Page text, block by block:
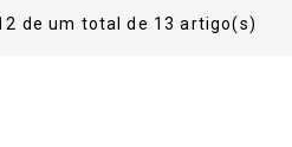
de um total de 13 artigo(s)